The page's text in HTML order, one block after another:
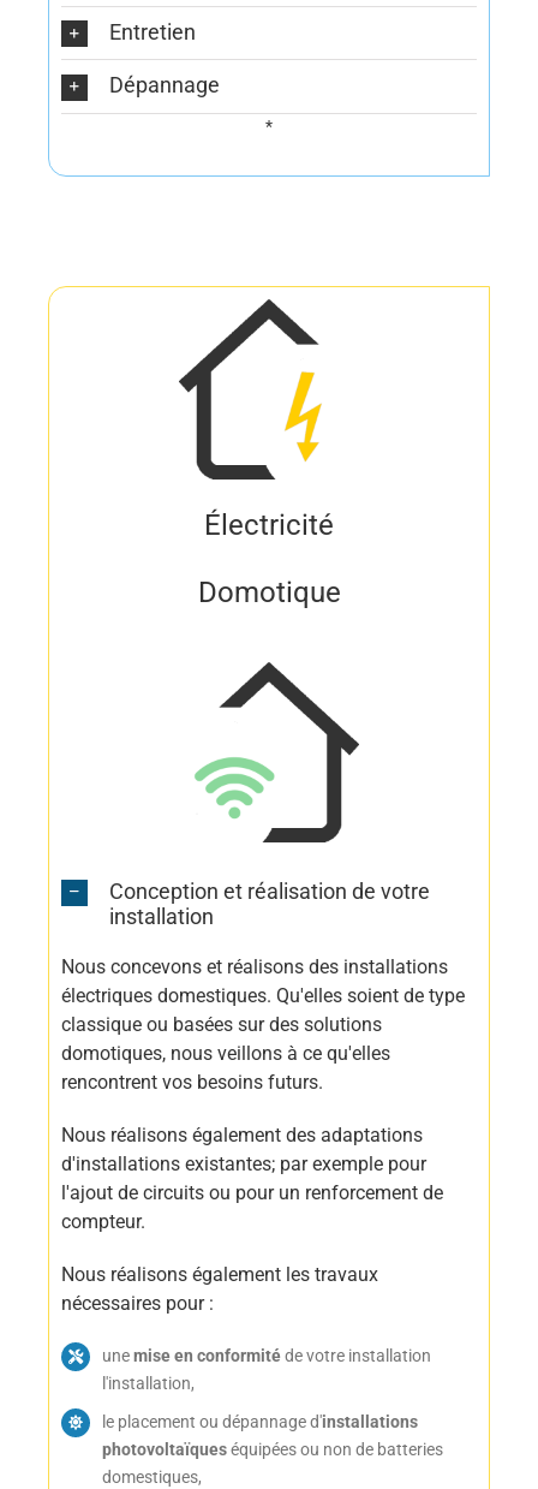
Entretien
Dépannage
*
Électricité
Domotique
Conception et réalisation de votre
installation
Nous concevons et réalisons des installations
électriques domestiques. Qu'elles soient de type
classique ou basées sur des solutions
domotiques, nous veillons à ce qu'elles
rencontrent vos besoins futurs.
Nous réalisons également des adaptations
d'installations existantes; par exemple pour
l'ajout de circuits ou pour un renforcement de
compteur.
Nous réalisons également les travaux
nécessaires pour :
unemise en conformitéde votre installation
l'installation,
le placement ou dépannage d'installations
photovoltaïqueséquipées ou non de batteries
domestiques,